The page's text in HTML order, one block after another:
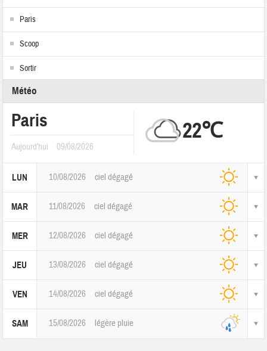
Paris
Scoop
Sortir
Météo
Paris
Aujourd'hui 09/08/2026
22℃
LUN 10/08/2026 ciel dégagé
MAR 11/08/2026 ciel dégagé
MER 12/08/2026 ciel dégagé
JEU 13/08/2026 ciel dégagé
VEN 14/08/2026 ciel dégagé
SAM 15/08/2026 légère pluie